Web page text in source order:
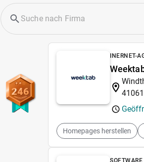
246
INERNET-
41061
Homepages herstellen